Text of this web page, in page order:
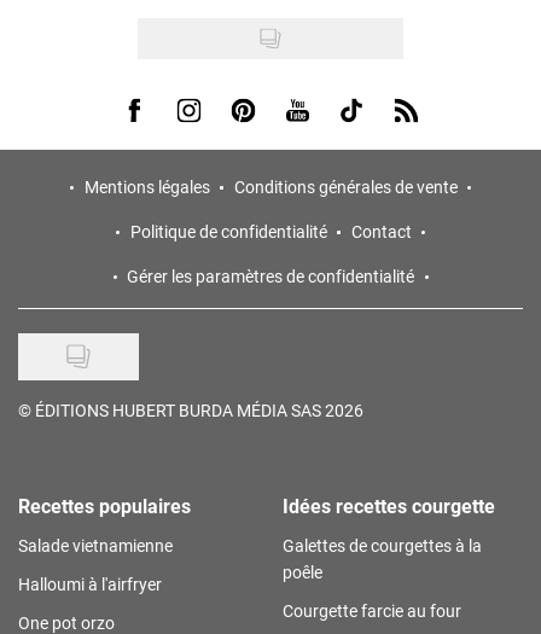
Visit us on Facebook
Visit us on Instagram
Visit us on Pinterest
Visit us on Youtube
Visit us on Tiktok
Visit us on Rss
Mentions légales
Conditions générales de vente
Politique de confidentialité
Contact
Gérer les paramètres de confidentialité
© ÉDITIONS HUBERT BURDA MÉDIA SAS 2026
Recettes populaires
Salade vietnamienne
Halloumi à l'airfryer
One pot orzo
Idées recettes courgette
Galettes de courgettes à la
poêle
Courgette farcie au four